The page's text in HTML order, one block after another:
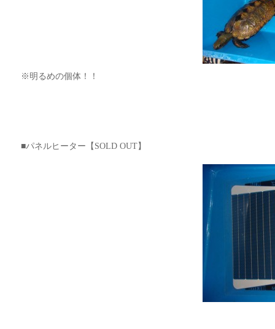
※明るめの個体！！
■パネルヒーター【SOLD OUT】